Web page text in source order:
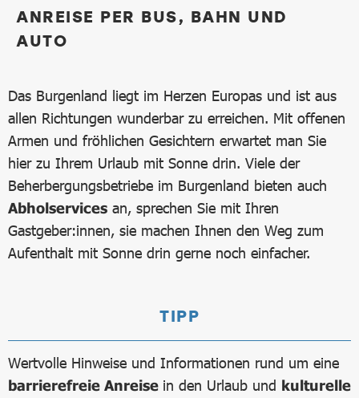
ANREISE PER BUS, BAHN UND
AUTO
Das Burgenland liegt im Herzen Europas und ist aus
allen Richtungen wunderbar zu erreichen. Mit offenen
Armen und fröhlichen Gesichtern erwartet man Sie
hier zu Ihrem Urlaub mit Sonne drin. Viele der
Beherbergungsbetriebe im Burgenland bieten auch
Abholservices an, sprechen Sie mit Ihren
Gastgeber:innen, sie machen Ihnen den Weg zum
Aufenthalt mit Sonne drin gerne noch einfacher.
TIPP
Wertvolle Hinweise und Informationen rund um eine
barrierefreie Anreise in den Urlaub und kulturelle